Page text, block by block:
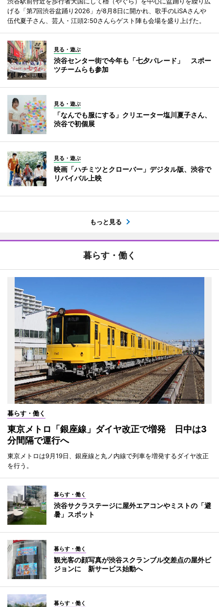
げる「第7回渋谷盆踊り2026」が8月8日に開かれ、歌手のLiSAさんや
伍代夏子さん、芸人・江頭2:50さんらゲスト陣も会場を盛り上げた。
見る・遊ぶ
渋谷センター街で今年も「七夕パレード」 スポー
ツチームらも参加
見る・遊ぶ
「なんでも服にする」クリエーター塩川夏子さん、
渋谷で初個展
見る・遊ぶ
映画「ハチミツとクローバー」デジタル版、渋谷で
リバイバル上映
もっと見る
暮らす・働く
暮らす・働く
東京メトロ「銀座線」ダイヤ改正で増発 日中は3
分間隔で運行へ
東京メトロは9月19日、銀座線と丸ノ内線で列車を増発するダイヤ改正
を行う。
暮らす・働く
渋谷サクラステージに屋外エアコンやミストの「避
暑」スポット
暮らす・働く
観光客の顔写真が渋谷スクランブル交差点の屋外ビ
ジョンに 新サービス始動へ
暮らす・働く